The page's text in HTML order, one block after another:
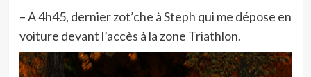
– A 4h45, dernier zot’che à Steph qui me dépose en
voiture devant l’accès à la zone Triathlon.